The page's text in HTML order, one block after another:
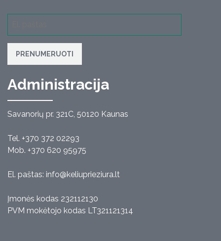
PRENUMERUOTI
Administracija
Savanorių pr. 321C, 50120 Kaunas
Tel. +370 372 02293
Mob. +370 620 95975
El. paštas: info@keliuprieziura.lt
Įmonės kodas 232112130
PVM mokėtojo kodas LT321121314